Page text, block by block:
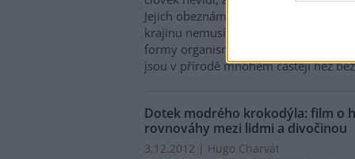
Jejich obeznámenost ale i schopnost
krajinu nemusí ani tak vyplývat z
formy organismů či geologie, ale i z
jsou v přírodě mnohem častěji než
Dotek modrého krokodýla: film o
rovnováhy mezi lidmi a divočinou
3.12.2012 | Hugo Charvát